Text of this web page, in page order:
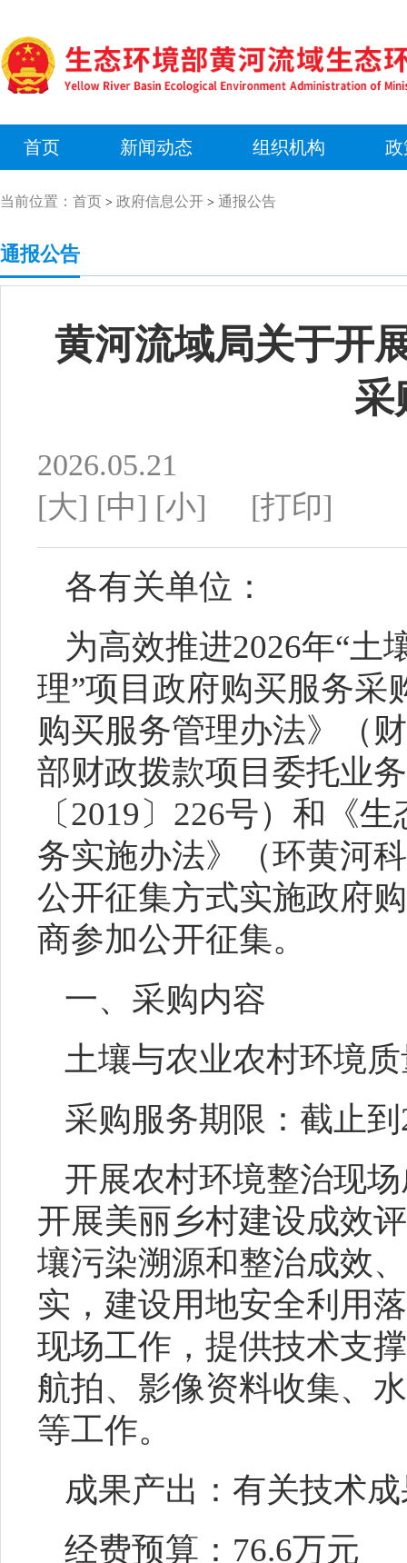
首页 新闻动态 组织机构 政
当前位置： 首页 > 政府信息公开 > 通报公告
通报公告
黄河流域局关于开
采
2026.05.21
[大] [中] [小] [打印]
各有关单位：
为高效推进2026年“土
理”项目 政府购买服务采
购买服务管理办法》
（
部财政拨款项目委托业
〔 2019〕226号）和《
务实施办法》（环黄河
公开征集方式实施政府
商参加公开征集。
一、 采购内容
土壤与农业农村环境
采购服务期限：截止到
开展农村环境整治现
开展美丽乡村建设成效
壤污染溯源和整治成效
实，建设用地安全利用
现场工作，提供技术支
航拍、影像资料收集、
等工作。
成果产出：有关技术
经费预算： 76.6万元